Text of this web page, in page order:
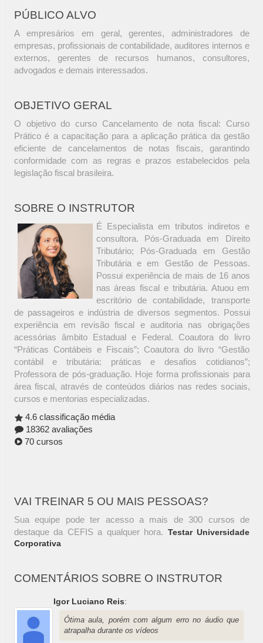
PÚBLICO ALVO
A empresários em geral, gerentes, administradores de
empresas, profissionais de contabilidade, auditores internos e
externos, gerentes de recursos humanos, consultores,
advogados e demais interessados.
OBJETIVO GERAL
O objetivo do curso Cancelamento de nota fiscal: Curso
Prático é a capacitação para a aplicação prática da gestão
eficiente de cancelamentos de notas fiscais, garantindo
conformidade com as regras e prazos estabelecidos pela
legislação fiscal brasileira.
SOBRE O INSTRUTOR
É Especialista em tributos indiretos e
consultora. Pós-Graduada em Direito
Tributário; Pós-Graduada em Gestão
Tributária e em Gestão de Pessoas.
Possui experiência de mais de 16 anos
nas áreas fiscal e tributária. Atuou em
escritório de contabilidade, transporte
de passageiros e indústria de diversos segmentos. Possui
experiência em revisão fiscal e auditoria nas obrigações
acessórias âmbito Estadual e Federal. Coautora do livro
“Práticas Contábeis e Fiscais”; Coautora do livro “Gestão
contábil e tributária: práticas e desafios cotidianos”;
Professora de pós-graduação. Hoje forma profissionais para
área fiscal, através de conteúdos diários nas redes sociais,
cursos e mentorias especializadas.
4.6 classificação média
18362 avaliações
70 cursos
VAI TREINAR 5 OU MAIS PESSOAS?
Sua equipe pode ter acesso a mais de 300 cursos de
destaque da CEFIS a qualquer hora. Testar Universidade
Corporativa
COMENTÁRIOS SOBRE O INSTRUTOR
Igor Luciano Reis:
Ótima aula, porém com algum erro no áudio que
atrapalha durante os vídeos